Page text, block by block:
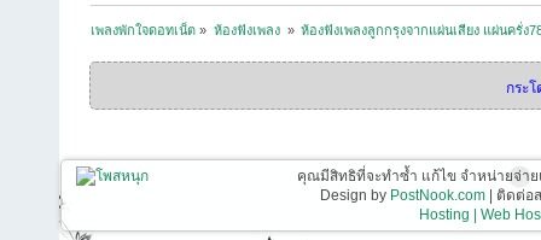
เพลงพักใจดอทเน็ต » ห้องฟังเพลง » ห้องฟังเพลงลูกกรุงจากแผ่นเสียง แผ่นครั่ง
กระ
คุณมีสิทธิที่จะทำซ้ำ แก้ไข จำหน่ายจ่า
Design by PostNook.com| ติดต่อส
Hosting | Web